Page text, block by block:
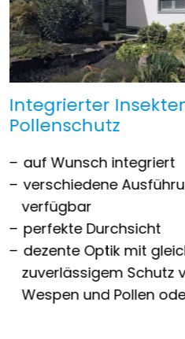
Integrierter
Pollenschutz
auf Wunsch integriert
verschiedene
verfügbar
perfekte Durchsicht
dezente Optik mit
zuverlässigem Schutz
Wespen und Pollen